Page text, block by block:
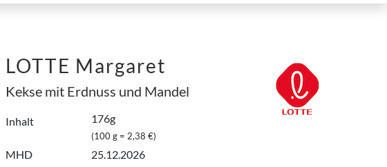
LOTTE Margaret
Kekse mit Erdnuss und Mandel
Inhalt 176g
(100 g = 2,38 €)
MHD
25.12.2026